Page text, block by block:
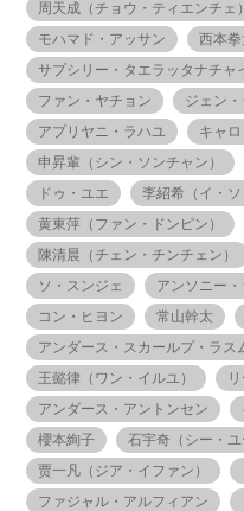
周天成（チョウ・ティエンチェ）
モハマド・アッサン
西本拳
サプシリー・タエラッタナチャ
ファン・ヤチョン
ジェン
アプリヤニ・ラハユ
キャ
申昇輩（シン・ソンチャン）
ドゥ・ユエ
李紹希（イ・ソ
黄東萍（ファン・ドンピン）
陳清晨（チェン・チンチェン）
ソ・スンジェ
アンソニー
コン・ヒヨン
常山幹太
アンダース・スカールプ・ラス
王懿律（ワン・イルユ）
アンダース・アントンセン
櫻本絢子
石宇奇（シー・ユ
贾一凡（ジア・イファン）
ファジャル・アルフィアン